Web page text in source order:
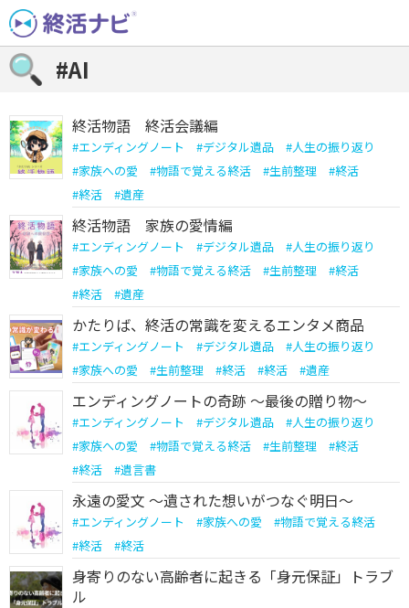
Skip
to
content
#AI
終活物語 終活会議編
#エンディングノート #デジタル遺品 #人生の振り返り
#家族への愛 #物語で覚える終活 #生前整理 #終活
#終活 #遺産
終活物語 家族の愛情編
#エンディングノート #デジタル遺品 #人生の振り返り
#家族への愛 #物語で覚える終活 #生前整理 #終活
#終活 #遺産
かたりば、終活の常識を変えるエンタメ商品
#エンディングノート #デジタル遺品 #人生の振り返り
#家族への愛 #生前整理 #終活 #終活 #遺産
エンディングノートの奇跡 ～最後の贈り物～
#エンディングノート #デジタル遺品 #人生の振り返り
#家族への愛 #物語で覚える終活 #生前整理 #終活
#終活 #遺言書
永遠の愛文 ～遺された想いがつなぐ明日～
#エンディングノート #家族への愛 #物語で覚える終活
#終活 #終活
身寄りのない高齢者に起きる「身元保証」トラブ
ル